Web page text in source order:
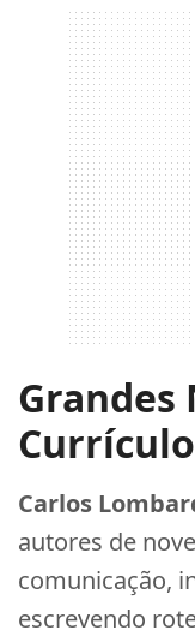
Grandes
Currículo
Carlos
autores de
comunicação,
escrevendo